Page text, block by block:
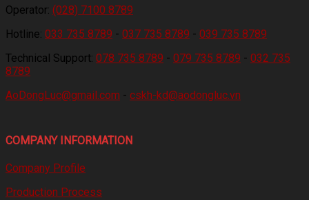
Operator: (028) 7100 8789
Hotline: 033 735 8789 - 037 735 8789 - 039 735 8789
Technical Support: 078 735 8789 - 079 735 8789 - 032 735
8789
AoDongLuc@gmail.com - cskh-kd@aodongluc.vn
COMPANY INFORMATION
Company Profile
Production Process